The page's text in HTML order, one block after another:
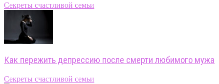
Секреты счастливой семьи
Как пережить депрессию после смерти любимого мужа
Секреты счастливой семьи